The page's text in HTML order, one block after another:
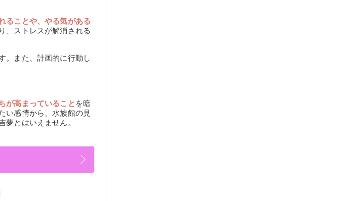
ることや、やる気がある
、ストレスが解消される
。また、計画的に行動し
が高まっていること を暗
い感情から、水族館の見
とはいえません。